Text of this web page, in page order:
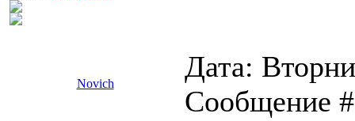
Novich
Дата:
Сообщение